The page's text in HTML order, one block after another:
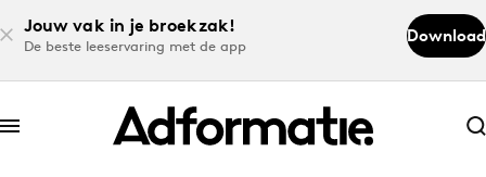
Jouw vak in je broekzak!
De beste leeservaring met de app
Download
Abonneer nu
Abonneer nu